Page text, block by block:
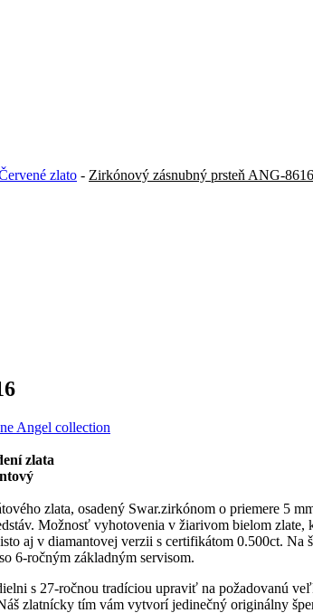
zlato - Zirkónový zásnubný prsteň ANG-
Angel collection
zlata
zlata, osadený Swar.zirkónom o priemere 5
Možnosť vyhotovenia v žiarivom bielom zlate,
aj v diamantovej verzii s certifikátom 0.500ct. Na
6-ročným základným servisom.
s 27-ročnou tradíciou upraviť na požadovanú
zlatnícky tím vám vytvorí jedinečný originálny